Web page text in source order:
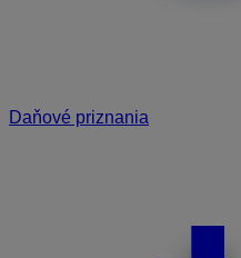
Daňové priznania